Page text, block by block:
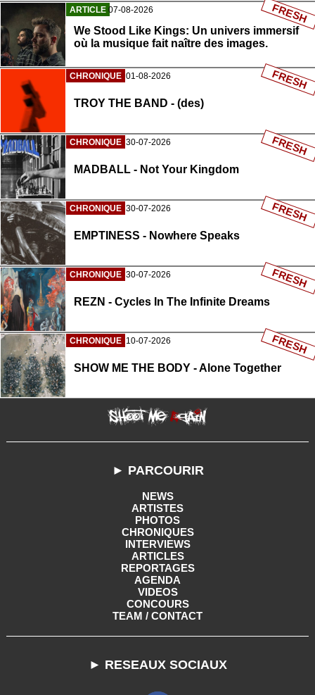
ARTICLE 07-08-2026
We Stood Like Kings: Un univers immersif
où la musique fait naître des images.
FRESH
CHRONIQUE 01-08-2026
TROY THE BAND - (des)
FRESH
CHRONIQUE 30-07-2026
MADBALL - Not Your Kingdom
FRESH
CHRONIQUE 30-07-2026
EMPTINESS - Nowhere Speaks
FRESH
CHRONIQUE 30-07-2026
REZN - Cycles In The Infinite Dreams
FRESH
CHRONIQUE 10-07-2026
SHOW ME THE BODY - Alone Together
FRESH
► PARCOURIR
NEWS
ARTISTES
PHOTOS
CHRONIQUES
INTERVIEWS
ARTICLES
REPORTAGES
AGENDA
VIDEOS
CONCOURS
TEAM / CONTACT
► RESEAUX SOCIAUX